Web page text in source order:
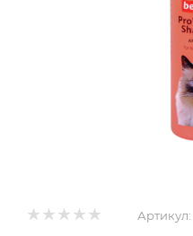
Артикул: